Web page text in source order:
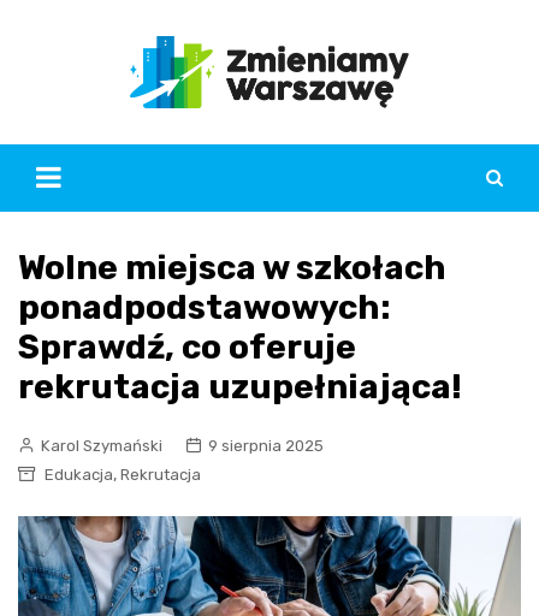
Wolne miejsca w szkołach
ponadpodstawowych:
Sprawdź, co oferuje
rekrutacja uzupełniająca!
Karol Szymański
9 sierpnia 2025
Edukacja, Rekrutacja